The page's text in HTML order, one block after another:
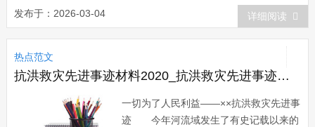
助人。 2、 你平时碰到自己谈不来的
人怎么处理关系？ 只是谈不来而
已，那就顺其自然，不谈那些敏感的话
题。工作需要的时候，还是可以很好的合
作的。...
发布于：2026-03-04 详细阅读
热点范文
抗洪救灾先进事迹材料2020_抗洪救灾先进事迹材料
一切为了人民利益——××抗洪救灾先进事
迹 今年河流域发生了有史记载以来的